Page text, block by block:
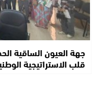
جهة العيون الساقية
قلب الاستراتيجية